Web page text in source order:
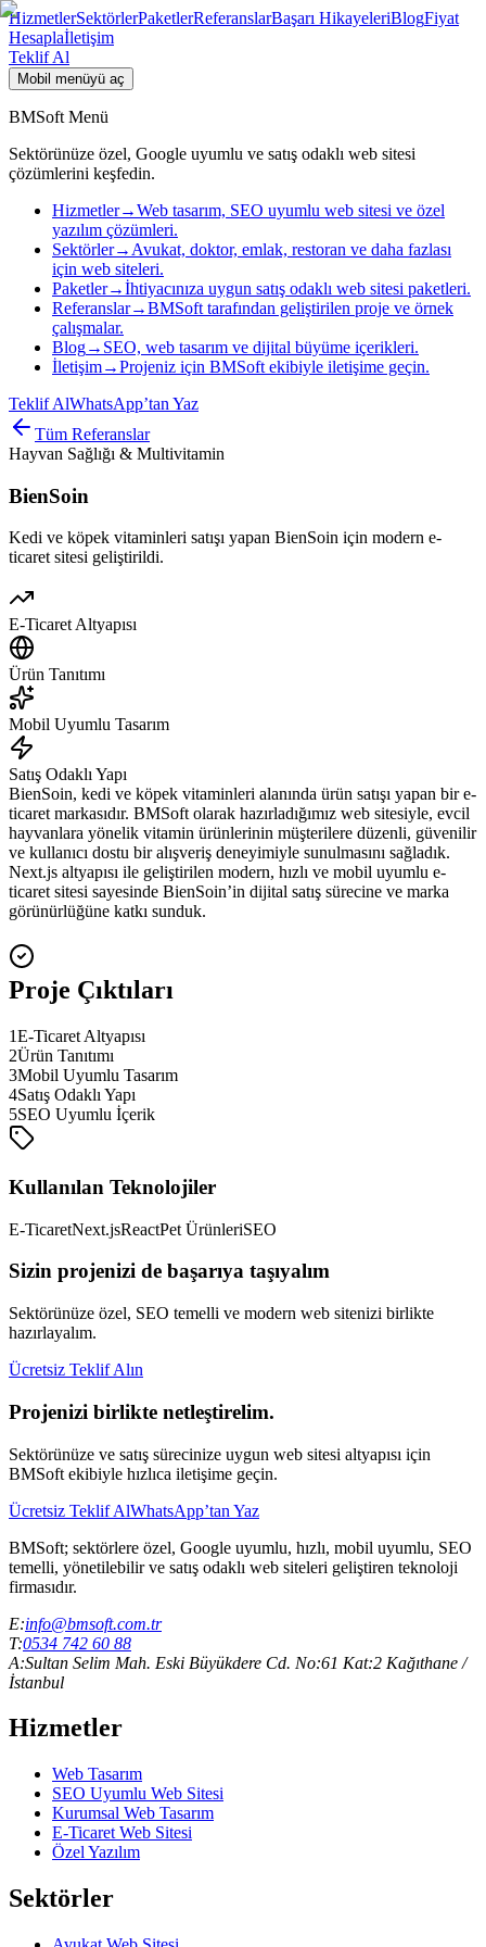
HizmetlerSektörlerPaketlerReferanslarBaşarı HikayeleriBlogFiyat
Hesaplaİletişim
Teklif Al
Mobil menüyü aç
BMSoft Menü
Sektörünüze özel, Google uyumlu ve satış odaklı web sitesi
çözümlerini keşfedin.
Hizmetler→Web tasarım, SEO uyumlu web sitesi ve özel
yazılım çözümleri.
Sektörler→ Avukat, doktor, emlak, restoran ve daha fazlası
için web siteleri.
Paketler→İhtiyacınıza uygun satış odaklı web sitesi paketleri.
Referanslar→BMSoft tarafından geliştirilen proje ve örnek
çalışmalar.
Blog→ SEO, web tasarım ve dijital büyüme içerikleri.
İletişim→Projeniz için BMSoft ekibiyle iletişime geçin.
Teklif AlWhatsApp’tan Yaz
Tüm Referanslar
Hayvan Sağlığı & Multivitamin
BienSoin
Kedi ve köpek vitaminleri satışı yapan BienSoin için modern e-
ticaret sitesi geliştirildi.
E-Ticaret Altyapısı
Ürün Tanıtımı
Mobil Uyumlu Tasarım
Satış Odaklı Yapı
BienSoin, kedi ve köpek vitaminleri alanında ürün satışı yapan bir e-
ticaret markasıdır. BMSoft olarak hazırladığımız web sitesiyle, evcil
hayvanlara yönelik vitamin ürünlerinin müşterilere düzenli, güvenilir
ve kullanıcı dostu bir alışveriş deneyimiyle sunulmasını sağladık.
Next.js altyapısı ile geliştirilen modern, hızlı ve mobil uyumlu e-
ticaret sitesi sayesinde BienSoin’in dijital satış sürecine ve marka
görünürlüğüne katkı sunduk.
Proje Çıktıları
1E-Ticaret Altyapısı
2Ürün Tanıtımı
3Mobil Uyumlu Tasarım
4Satış Odaklı Yapı
5SEO Uyumlu İçerik
Kullanılan Teknolojiler
E-TicaretNext.jsReactPet ÜrünleriSEO
Sizin projenizi de başarıya taşıyalım
Sektörünüze özel, SEO temelli ve modern web sitenizi birlikte
hazırlayalım.
Ücretsiz Teklif Alın
Projenizi birlikte netleştirelim.
Sektörünüze ve satış sürecinize uygun web sitesi altyapısı için
BMSoft ekibiyle hızlıca iletişime geçin.
Ücretsiz Teklif AlWhatsApp’tan Yaz
BMSoft; sektörlere özel, Google uyumlu, hızlı, mobil uyumlu, SEO
temelli, yönetilebilir ve satış odaklı web siteleri geliştiren teknoloji
firmasıdır.
E:info@bmsoft.com.tr
T:0534 742 60 88
A:Sultan Selim Mah. Eski Büyükdere Cd. No:61 Kat:2 Kağıthane /
İstanbul
Hizmetler
Web Tasarım
SEO Uyumlu Web Sitesi
Kurumsal Web Tasarım
E-Ticaret Web Sitesi
Özel Yazılım
Sektörler